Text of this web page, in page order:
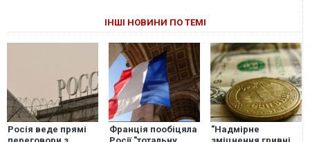
ІНШІ НОВИНИ ПО ТЕМІ
Росія веде прямі
Франція пообіцяла
"Надмірне